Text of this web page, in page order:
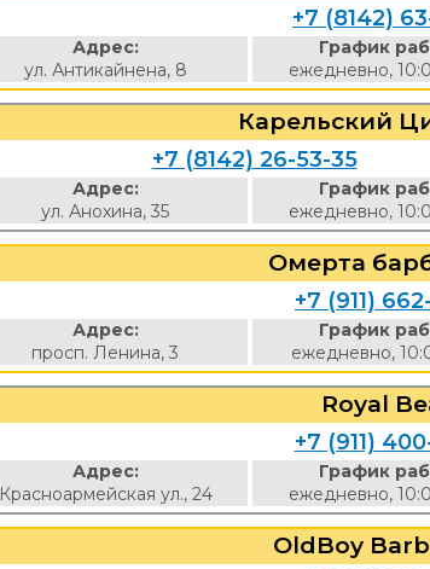
+7 (8142)
Адрес:
ул. Антикайнена, 8
График
ежедневно,
Карельский
+7 (8142) 26-53-35
Адрес:
ул. Анохина, 35
График
ежедневно,
Омерта
+7 (911)
Адрес:
просп. Ленина, 3
График
ежедневно,
Royal
+7 (911)
Адрес:
Красноармейская ул., 24
График
ежедневно,
OldBoy